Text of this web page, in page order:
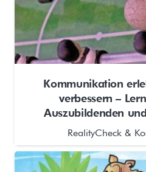
Kommunikation
verbessern –
Auszubildenden
RealityCheck &